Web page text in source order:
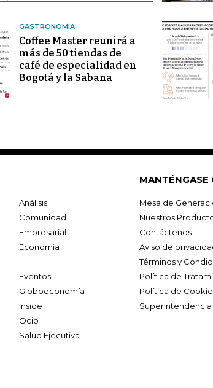
GASTRONOMÍA
Coffee Master reunirá a
más de 50 tiendas de
café de especialidad en
Bogotá y la Sabana
Análisis
Comunidad
Empresarial
Economía
Eventos
Globoeconomía
Inside
Ocio
Salud Ejecutiva
MANTÉNGASE
Mesa de
Nuestros
Contáctenos
Aviso de
Términos y
Política de
Política de